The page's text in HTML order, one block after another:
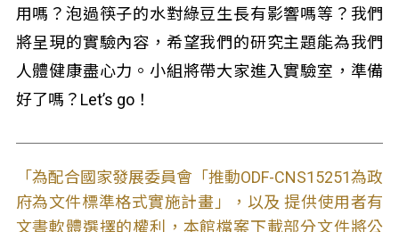
用嗎？泡過筷子的水對綠豆生長有影響嗎等？我們
將呈現的實驗內容，希望我們的研究主題能為我們
人體健康盡心力。小組將帶大家進入實驗室，準備
好了嗎？Let’s go！
「為配合國家發展委員會「推動ODF-CNS15251為政
府為文件標準格式實施計畫」，以及 提供使用者有
文書軟體選擇的權利，本館檔案下載部分文件將公